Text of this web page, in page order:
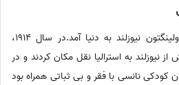
ویک در 30 آگوست 1912 در ولینگتون نیوزلند به دنیا آمد.در سال 1914،
از نیوزلند به استرالیا نقل مکان کردند و در
نانسی با فقر و بی ثباتی همراه بود